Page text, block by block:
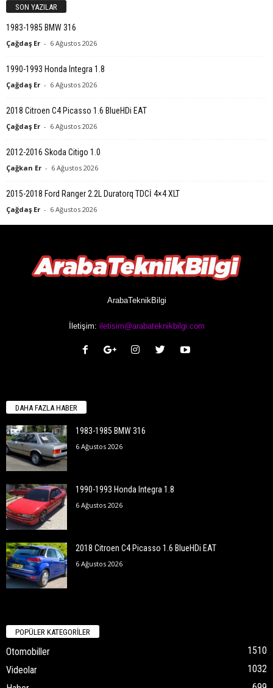
SON YAZILAR
1983-1985 BMW 316
Çağdaş Er - 6 Ağustos 2026
1990-1993 Honda Integra 1.8
Çağdaş Er - 6 Ağustos 2026
2018 Citroen C4 Picasso 1.6 BlueHDi EAT
Çağdaş Er - 6 Ağustos 2026
2012-2016 Skoda Citigo 1.0
Çağkan Er - 6 Ağustos 2026
2015-2018 Ford Ranger 2.2L Duratorq TDCİ 4×4 XLT
Çağdaş Er - 6 Ağustos 2026
ArabaTeknikBilgi
İletişim: iletisim@arabateknikbilgi.com
DAHA FAZLA HABER
1983-1985 BMW 316
6 Ağustos 2026
1990-1993 Honda Integra 1.8
6 Ağustos 2026
2018 Citroen C4 Picasso 1.6 BlueHDi EAT
6 Ağustos 2026
POPÜLER KATEGORİLER
Otomobiller
1510
Videolar
1032